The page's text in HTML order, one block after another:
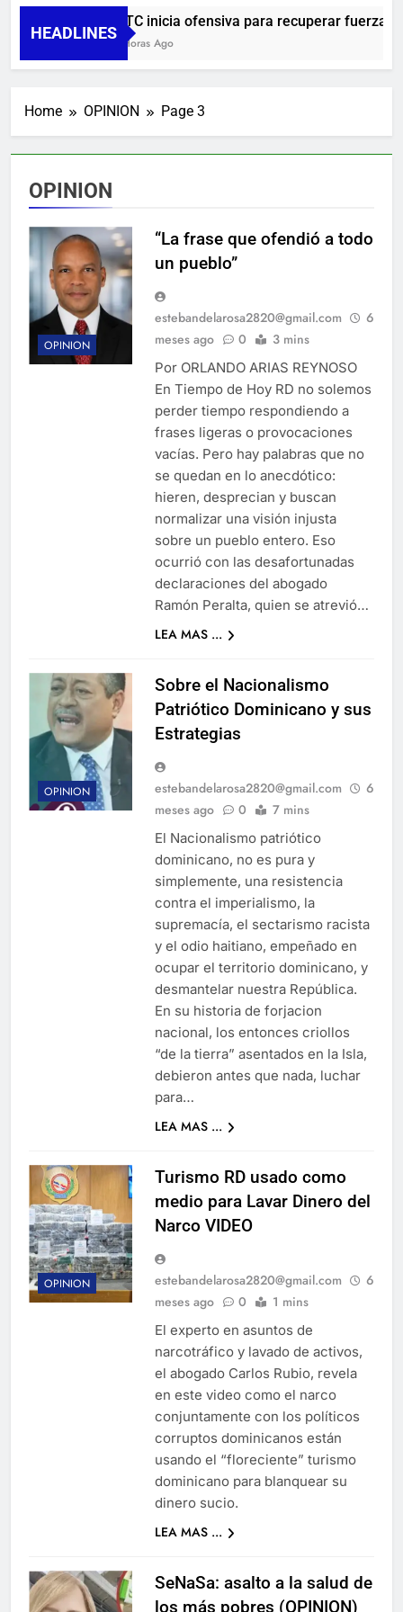
HEADLINES
UNTC inicia ofensiva para recuperar fuerza
10 Horas Ago
Home OPINION Page 3
OPINION
OPINION
“La frase que ofendió a todo
un pueblo”
estebandelarosa2820@gmail.com
6
meses ago
0 3 mins
Por ORLANDO ARIAS REYNOSO
En Tiempo de Hoy RD no solemos
perder tiempo respondiendo a
frases ligeras o provocaciones
vacías. Pero hay palabras que no
se quedan en lo anecdótico:
hieren, desprecian y buscan
normalizar una visión injusta
sobre un pueblo entero. Eso
ocurrió con las desafortunadas
declaraciones del abogado
Ramón Peralta, quien se atrevió…
LEA MAS ...
OPINION
Sobre el Nacionalismo
Patriótico Dominicano y sus
Estrategias
estebandelarosa2820@gmail.com
6
meses ago
0 7 mins
El Nacionalismo patriótico
dominicano, no es pura y
simplemente, una resistencia
contra el imperialismo, la
supremacía, el sectarismo racista
y el odio haitiano, empeñado en
ocupar el territorio dominicano, y
desmantelar nuestra República.
En su historia de forjacion
nacional, los entonces criollos
“de la tierra” asentados en la Isla,
debieron antes que nada, luchar
para…
LEA MAS ...
OPINION
Turismo RD usado como
medio para Lavar Dinero del
Narco VIDEO
estebandelarosa2820@gmail.com
6
meses ago
0 1 mins
El experto en asuntos de
narcotráfico y lavado de activos,
el abogado Carlos Rubio, revela
en este video como el narco
conjuntamente con los políticos
corruptos dominicanos están
usando el “floreciente” turismo
dominicano para blanquear su
dinero sucio.
LEA MAS ...
SeNaSa: asalto a la salud de
los más pobres (OPINION)